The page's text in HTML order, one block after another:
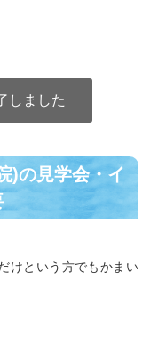
しました
)の⾒学会・イ
けという方でもかまい